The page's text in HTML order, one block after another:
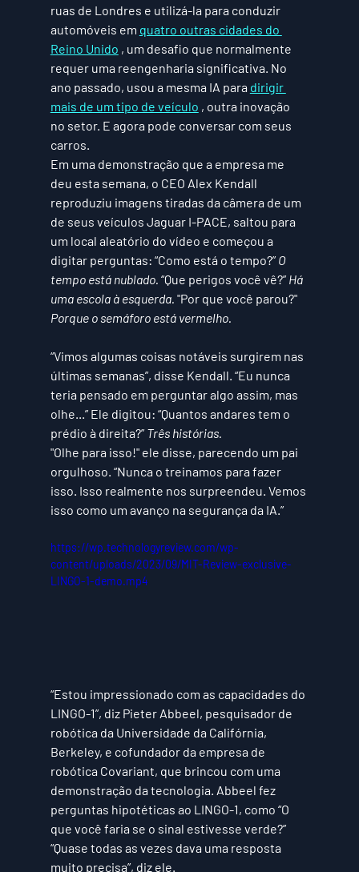
ruas de Londres e utilizá-la para conduzir
automóveis em quatro outras cidades do
Reino Unido , um desafio que normalmente
requer uma reengenharia significativa. No
ano passado, usou a mesma IA para dirigir
mais de um tipo de veículo , outra inovação
no setor. E agora pode conversar com seus
carros.
Em uma demonstração que a empresa me
deu esta semana, o CEO Alex Kendall
reproduziu imagens tiradas da câmera de um
de seus veículos Jaguar I-PACE, saltou para
um local aleatório do vídeo e começou a
digitar perguntas: “Como está o tempo?” O
tempo está nublado. “Que perigos você vê?” Há
uma escola à esquerda. "Por que você parou?"
Porque o semáforo está vermelho.
“Vimos algumas coisas notáveis ​​surgirem nas
últimas semanas”, disse Kendall. “Eu nunca
teria pensado em perguntar algo assim, mas
olhe...” Ele digitou: “Quantos andares tem o
prédio à direita?” Três histórias.
"Olhe para isso!" ele disse, parecendo um pai
orgulhoso. “Nunca o treinamos para fazer
isso. Isso realmente nos surpreendeu. Vemos
isso como um avanço na segurança da IA.”
https://wp.technologyreview.com/wp-
content/uploads/2023/09/MIT-Review-exclusive-
LINGO-1-demo.mp4
“Estou impressionado com as capacidades do
LINGO-1”, diz Pieter Abbeel, pesquisador de
robótica da Universidade da Califórnia,
Berkeley, e cofundador da empresa de
robótica Covariant, que brincou com uma
demonstração da tecnologia. Abbeel fez
perguntas hipotéticas ao LINGO-1, como “O
que você faria se o sinal estivesse verde?”
“Quase todas as vezes dava uma resposta
muito precisa”, diz ele.